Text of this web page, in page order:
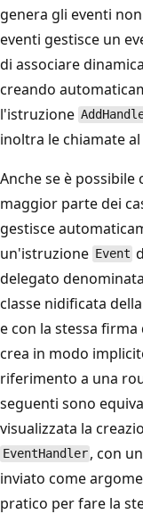
genera gli eventi
eventi gestisce un
di associare
creando
l'istruzione
inoltra le chiamate
Anche se è
maggior parte dei
gestisce
un'istruzione Event
delegato denominata
classe nidificata
e con la stessa
crea in modo
riferimento a una
seguenti sono
visualizzata la
EventHandler , con
inviato come
pratico per fare la